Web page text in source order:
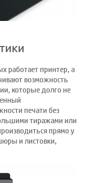
работает принтер, а
возможность
которые долго не
печати без
тиражами или
прямо у
и листовки,